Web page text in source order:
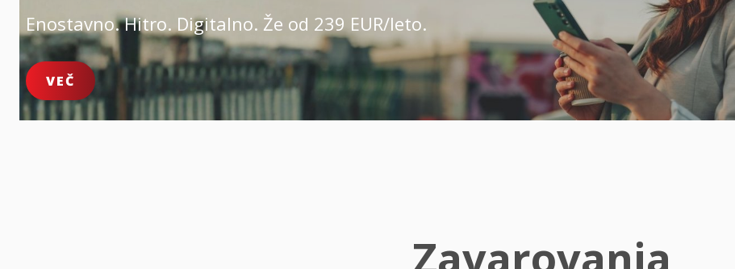
Enostavno. Hitro. Digitalno. Že od 239 EUR/leto.
VEČ
Zavarovanja